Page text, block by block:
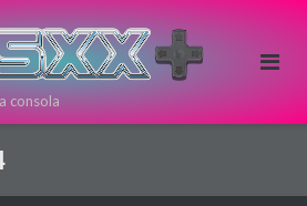
consola